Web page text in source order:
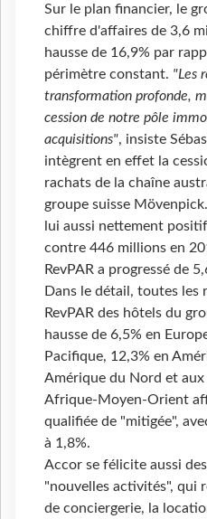
Sur le plan financier, le
chiffre d'affaires de 3,6
hausse de 16,9% par
périmètre constant. "Les
transformation profonde,
cession de notre pôle
acquisitions", insiste
intègrent en effet la
rachats de la chaîne
groupe suisse
lui aussi nettement
contre 446 millions en
RevPAR a progressé de
Dans le détail, toutes les
RevPAR des hôtels du
hausse de 6,5% en
Pacifique, 12,3% en
Amérique du Nord et aux
Afrique-Moyen-Orient
qualifiée de "mitigée",
à 1,8%.
Accor se félicite aussi
"nouvelles activités", qui
de conciergerie, la